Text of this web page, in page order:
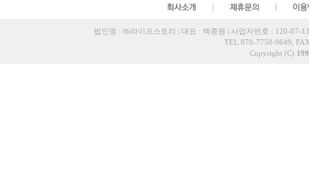
법인명 : ㈜라이프스토리 | 대표 : 백종원 | 사업자번호 : 120-87-
TEL.070-7750-9649,
Copyright (C)